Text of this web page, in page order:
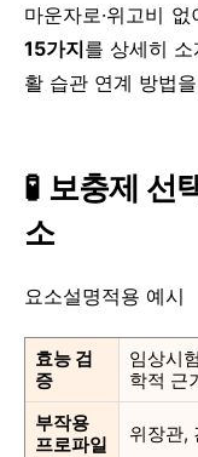
마운자로·위고비
15가지를 상세히 소
활 습관 연계 방법
🧪 보충제 선
소
요소설명적용 예시
효능 검
증
임상시
학적 근
부작용
프로파일
위장관,